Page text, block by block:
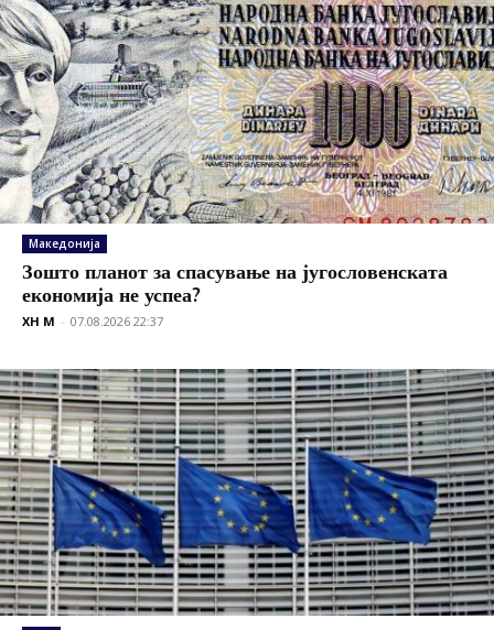
Македонија
Зошто планот за спасување на југословенската
економија не успеа?
XH M - 07.08.2026 22:37